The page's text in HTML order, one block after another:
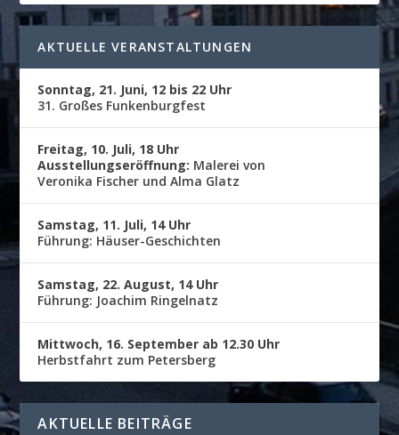
AKTUELLE VERANSTALTUNGEN
Sonntag, 21. Juni, 12 bis 22 Uhr
31. Großes Funkenburgfest
Freitag, 10. Juli, 18 Uhr
Ausstellungseröffnung: Malerei von
Veronika Fischer und Alma Glatz
Samstag, 11. Juli, 14 Uhr
Führung: Häuser-Geschichten
Samstag, 22. August, 14 Uhr
Führung: Joachim Ringelnatz
Mittwoch, 16. September ab 12.30 Uhr
Herbstfahrt zum Petersberg
AKTUELLE BEITRÄGE